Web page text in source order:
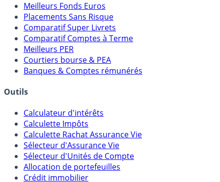
Meilleures Assurances-Vie
Meilleurs Fonds Euros
Placements Sans Risque
Comparatif Super Livrets
Comparatif Comptes à Terme
Meilleurs PER
Courtiers bourse & PEA
Banques & Comptes rémunérés
Outils
Calculateur d'intérêts
Calculette Impôts
Calculette Rachat Assurance Vie
Sélecteur d'Assurance Vie
Sélecteur d'Unités de Compte